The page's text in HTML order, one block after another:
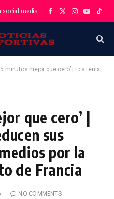
social media Facebook
X
Instagram
YouTube
mejor que cero’ | Los tenistas reducen sus tareas con los medios por la paga del Abierto de Francia
que cero’ |
sus
por la
de Francia
NO COMMENTS